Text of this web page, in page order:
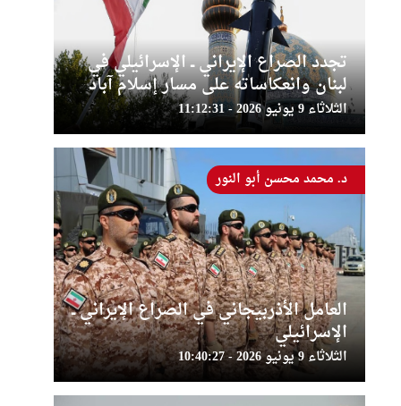
تجدد الصراع الإيراني ــ الإسرائيلي في
لبنان وانعكاساته على مسار إسلام آباد
الثلاثاء 9 يونيو 2026 - 11:12:31
العامل الأذربيجاني في الصراع الإيراني ــ
الإسرائيلي
الثلاثاء 9 يونيو 2026 - 10:40:27
د. محمد محسن أبو النور